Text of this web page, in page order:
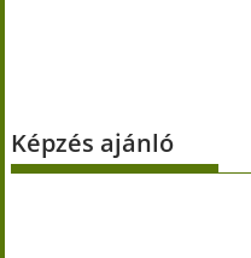
Képzés ajánló